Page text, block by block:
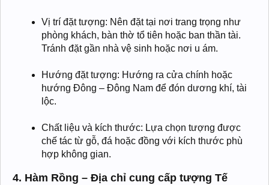
Vị trí đặt tượng: Nên đặt tại nơi trang trọng như
phòng khách, bàn thờ tổ tiên hoặc ban thần tài.
Tránh đặt gần nhà vệ sinh hoặc nơi u ám.
Hướng đặt tượng: Hướng ra cửa chính hoặc
hướng Đông – Đông Nam để đón dương khí, tài
lộc.
Chất liệu và kích thước: Lựa chọn tượng được
chế tác từ gỗ, đá hoặc đồng với kích thước phù
hợp không gian.
4. Hàm Rồng – Địa chỉ cung cấp tượng Tế